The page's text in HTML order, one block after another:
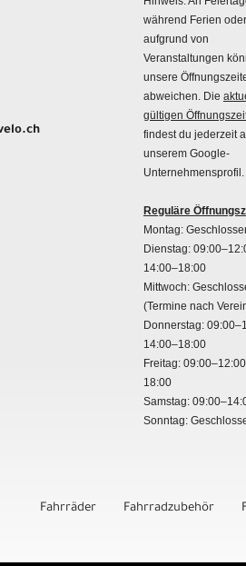
während Ferien oder
aufgrund von
Veranstaltungen
unsere
abweichen. Die
gültigen
findest du jederzeit
unserem Google-
Unternehmensprofil.
Reguläre
Montag:
Dienstag:
14:00–18:00
Mittwoch:
(Termine nach
Donnerstag:
14:00–18:00
Freitag:
18:00
Samstag:
Sonntag:
Fahrräder Fahrradzubehör